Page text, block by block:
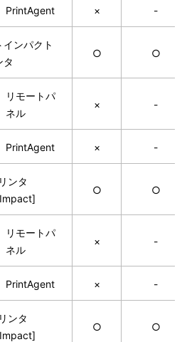
PrintAgent × -
インパクト
タ
○ ○
リモートパ
ネル
× -
PrintAgent × -
ンタ
○ ○
リモートパ
ネル
× -
PrintAgent × -
ンタ
○ ○